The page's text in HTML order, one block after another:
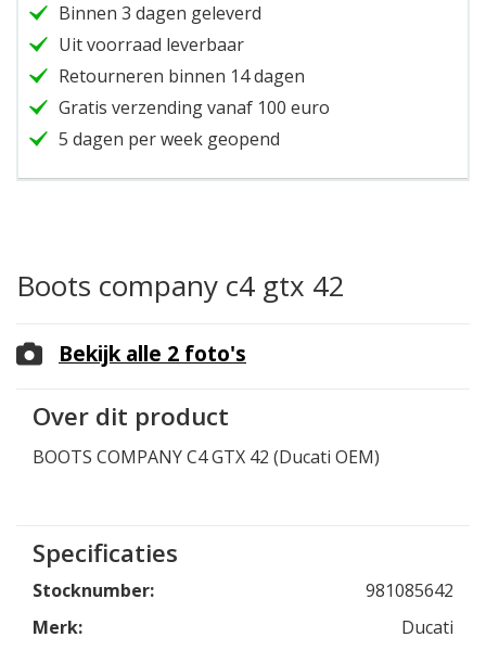
Boots company c4 gtx 42
Over dit product
BOOTS COMPANY C4 GTX 42 (Ducati OEM)
Bekijk alle 2 foto's
Specificaties
Stocknumber:
981085642
Merk:
Ducati
42
hoeveelheid
Binnen 3 dagen geleverd
Uit voorraad leverbaar
Retourneren binnen 14 dagen
Gratis verzending vanaf 100 euro
5 dagen per week geopend